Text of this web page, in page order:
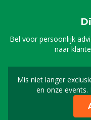
Bel voor persoonlijk
naar
Mis niet langer
en onze